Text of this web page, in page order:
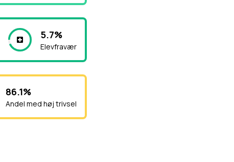
5.7%
Elevfravær
86.1%
Andel med høj trivsel